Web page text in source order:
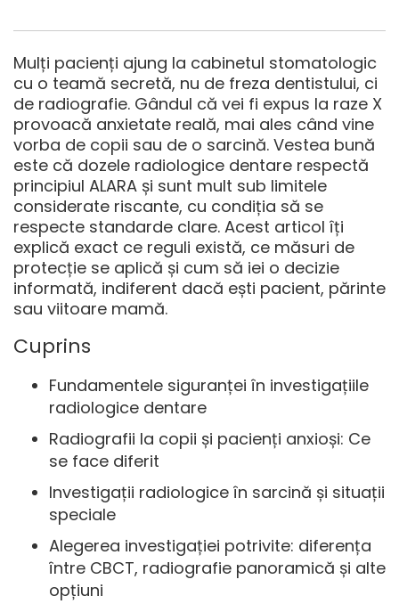
Mulți pacienți ajung la cabinetul stomatologic
cu o teamă secretă, nu de freza dentistului, ci
de radiografie. Gândul că vei fi expus la raze X
provoacă anxietate reală, mai ales când vine
vorba de copii sau de o sarcină. Vestea bună
este că dozele radiologice dentare respectă
principiul ALARA și sunt mult sub limitele
considerate riscante, cu condiția să se
respecte standarde clare. Acest articol îți
explică exact ce reguli există, ce măsuri de
protecție se aplică și cum să iei o decizie
informată, indiferent dacă ești pacient, părinte
sau viitoare mamă.
Cuprins
Fundamentele siguranței în investigațiile
radiologice dentare
Radiografii la copii și pacienți anxioși: Ce
se face diferit
Investigații radiologice în sarcină și situații
speciale
Alegerea investigației potrivite: diferența
între CBCT, radiografie panoramică și alte
opțiuni